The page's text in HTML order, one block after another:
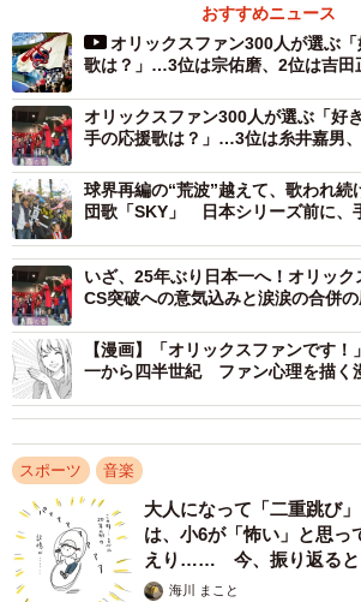
悲しみ乗り越え突き進め
真紅と蒼の魂を 炎と燃やして攻めろ
◇ ◇
【ファンのコメント】
・球団合併というオリックス・バファロ
史を感じる一曲（10代男性）
・12球団一かっこいい、想いが込めら
（20代男性）
・ 合併という悲しい悲劇、そこから立
鼓舞しよう、そんな思いがこもっている
リックスファンなんていない（20代男性
・ 合併時には色々な意見や両球団のフ
ようの無い気持ちがあったと思いますが
おすすめニュース
オリックスファン300人が選ぶ
歌は？」…3位は宗佑磨、2位は吉田
オリックスファン300人が選ぶ「好
手の応援歌は？」…3位は糸井嘉男
球界再編の“荒波”越えて、歌われ
団歌「SKY」 日本シリーズ前に、
いざ、25年ぶり日本一へ！オリッ
CS突破への意気込みと涙涙の合併
【漫画】「オリックスファンです
一から四半世紀 ファン心理を描く
スポーツ 音楽
大人になって「二重跳び
は、小6が「怖い」と思っ
えり…… 今、振り返ると
でいった」【漫画】
海川 まこと